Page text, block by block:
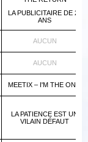
LA PUBLICITAIRE DE 22
ANS
AUCUN
AUCUN
MEETIX – I'M THE ONE!
LA PATIENCE EST UN
VILAIN DÉFAUT